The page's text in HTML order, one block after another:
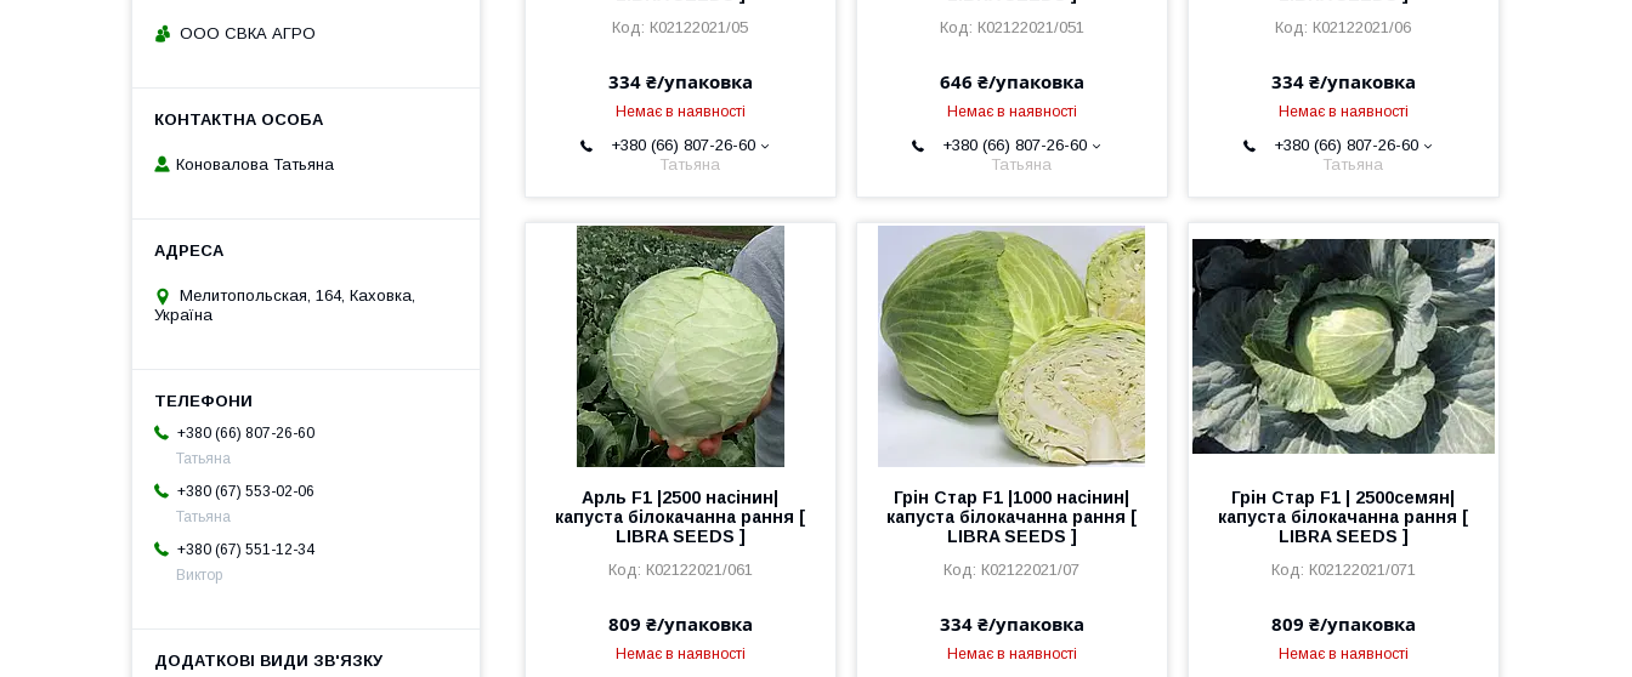
К02122021/05
334 ₴/упаковка
Немає в наявності
+380 (66) 807-26-60
Татьяна
К02122021/051
646 ₴/упаковка
Немає в наявності
+380 (66) 807-26-60
Татьяна
К02122021/06
334 ₴/упаковка
Немає в наявності
+380 (66) 807-26-60
Татьяна
Арль F1 |2500 насінин|
капуста білокачанна рання [
LIBRA SEEDS ]
К02122021/061
809 ₴/упаковка
Немає в наявності
Грін Стар F1 |1000 насінин|
капуста білокачанна рання [
LIBRA SEEDS ]
К02122021/07
334 ₴/упаковка
Немає в наявності
Грін Стар F1 | 2500семян|
капуста білокачанна рання [
LIBRA SEEDS ]
К02122021/071
809 ₴/упаковка
Немає в наявності
ООО СВКА АГРО
Коновалова Татьяна
Мелитопольская, 164, Каховка,
Україна
+380 (66) 807-26-60
Татьяна
+380 (67) 553-02-06
Татьяна
+380 (67) 551-12-34
Виктор